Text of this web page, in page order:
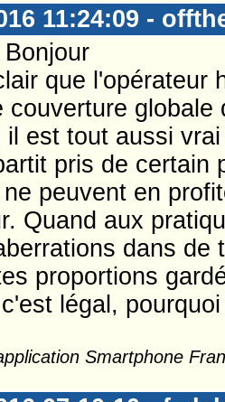
11:24:09 -
que l'opérateur
couverture
il est tout aussi
pris de certain
peuvent en
Quand aux
dans de
proportions
légal,
Smartphone